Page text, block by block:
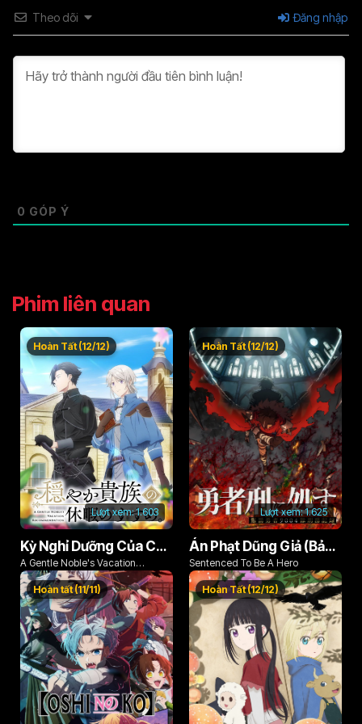
Tập 37 Tập 39
Tập 40 Tập 41 Tập 42
Theo dõi Đăng nhập
0 GÓP Ý
Phim liên quan
Lượt xem:1.603
Hoàn Tất (12/12)
Kỳ Nghỉ Dưỡng Của Chàng Quý Tộc Ôn Hòa (Odayaka Kizoku no Kyuuka no Susume)
A Gentle Noble's Vacation
Recommendation
Lượt xem:1.625
Hoàn Tất (12/12)
Án Phạt Dũng Giả (Bản Án Anh Hùng)
Sentenced To Be A Hero
Hoàn tất (11/11) Hoàn Tất (12/12)